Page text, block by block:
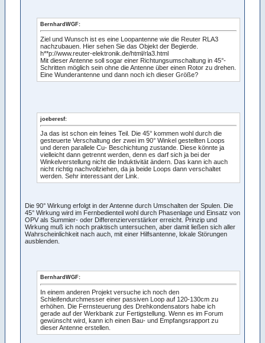
BernhardWGF:
Ziel und Wunsch ist es eine Loopantenne wie die Reuter RLA3
nachzubauen. Hier sehen Sie das Objekt der Begierde.
h**p://www.reuter-elektronik.de/html/rla3.html
Mit dieser Antenne soll sogar einer Richtungsumschaltung in 45°-
Schritten möglich sein ohne die Antenne über einen Rotor zu drehen.
Eine Wunderantenne und dann noch ich dieser Größe?
joeberesf:
Ja das ist schon ein feines Teil. Die 45° kommen wohl durch die
gesteuerte Verschaltung der zwei im 90° Winkel gestellten Loops
und deren parallele Cu- Beschichtung zustande. Diese könnte ja
vielleicht dann getrennt werden, denn es darf sich ja bei der
Winkelverstellung nicht die Induktivität ändern. Das kann ich auch
nicht richtig nachvollziehen, da ja beide Loops dann verschaltet
werden. Sehr interessant der Link.
Die 90° Wirkung erfolgt in der Antenne durch Umschalten der Spulen. Die
45° Wirkung wird im Fernbedienteil wohl durch Phasenlage und Einsatz von
OPV als Summier- oder Differenzierverstärker erreicht. Prinzip und
Wirkung muß ich noch praktisch untersuchen, aber damit ließen sich aller
Wahrscheinlichkeit nach auch, mit einer Hilfsantenne, lokale Störungen
ausblenden.
BernhardWGF:
In einem anderen Projekt versuche ich noch den
Schleifendurchmesser einer passiven Loop auf 120-130cm zu
erhöhen. Die Fernsteuerung des Drehkondensators habe ich
gerade auf der Werkbank zur Fertigstellung. Wenn es im Forum
gewünscht wird, kann ich einen Bau- und Empfangsrapport zu
dieser Antenne erstellen.